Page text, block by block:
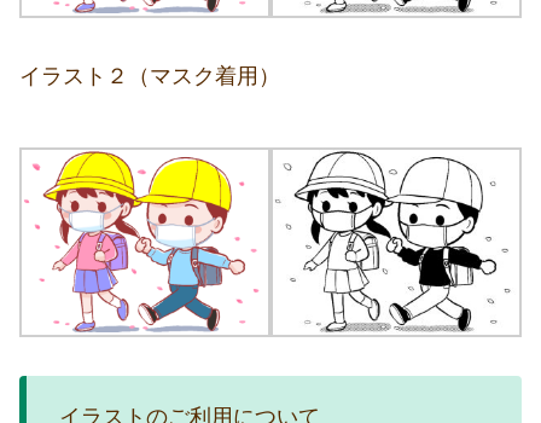
イラスト２（マスク着用）
イラストのご利用について